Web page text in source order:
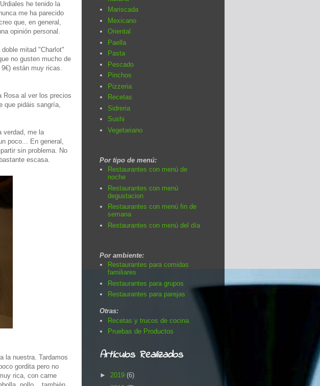
he tenido la
me ha parecido
que, en general,
opinión personal.
mitad "Charlot"
no gusten mucho de
están muy ricas.
Rosa al ver los precios
que pidáis sangría,
verdad, me la
poco... En general,
sin problema. No
escasa.
la nuestra. Tardamos
gordita pero no
rica, con carne
Mariscada
Mexicano
Oriental
Paella
Pasta
Pescado
Pinchos
Pizzeria
Recetas
Sidreria
Sushi
Vegetariano
Por tipo de menú:
Restaurantes con menú de
noche
Restaurantes con menú
degustacion
Restaurantes con menú fin de
semana
Restaurantes con menú del día
Por ambiente:
Restaurantes para comidas
familiares
Restaurantes para grupos
Restaurantes para parejas
Otras:
Recetas y trucos de cocina
Pruebas de Productos
Artículos Realizados
► 2019 (6)